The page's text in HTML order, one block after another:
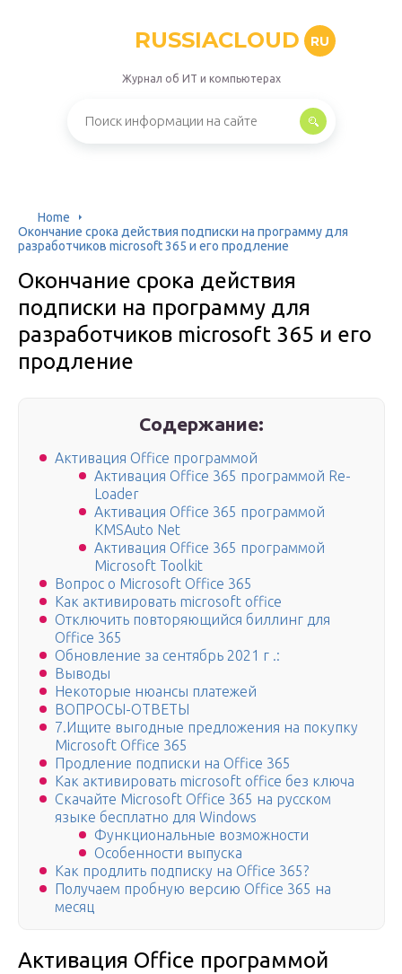
RUSSIACLOUD RU
Журнал об ИТ и компьютерах
Home
Окончание срока действия подписки на программу для
разработчиков microsoft 365 и его продление
Окончание срока действия
подписки на программу для
разработчиков microsoft 365 и его
продление
Содержание:
Активация Office программой
Активация Office 365 программой Re-
Loader
Активация Office 365 программой
KMSAuto Net
Активация Office 365 программой
Microsoft Toolkit
Вопрос о Microsoft Office 365
Как активировать microsoft office
Отключить повторяющийся биллинг для
Office 365
Обновление за сентябрь 2021 г .:
Выводы
Некоторые нюансы платежей
ВОПРОСЫ-ОТВЕТЫ
7.Ищите выгодные предложения на покупку
Microsoft Office 365
Продление подписки на Office 365
Как активировать microsoft office без ключа
Скачайте Microsoft Office 365 на русском
языке бесплатно для Windows
Функциональные возможности
Особенности выпуска
Как продлить подписку на Office 365?
Получаем пробную версию Office 365 на
месяц
Активация Office программой